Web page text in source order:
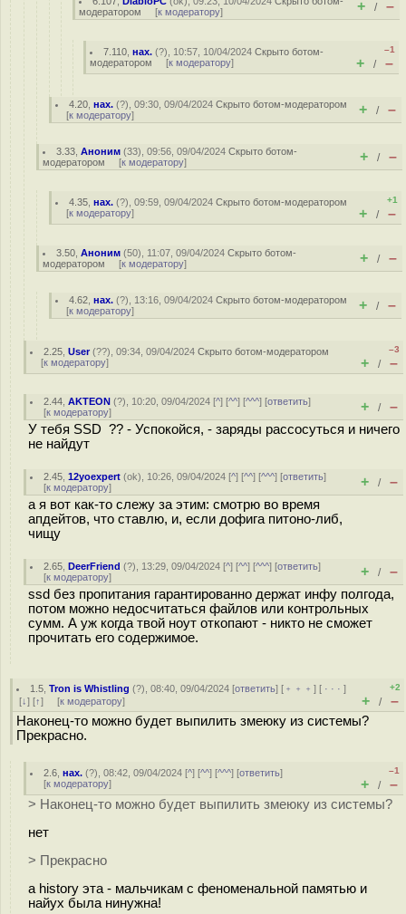
модератором [к модератору] + / –
7.110 ,нах. (?), 10:57, 10/04/2024Скрыто ботом-
модератором [к модератору]
–1
+ / –
4.20 ,нах. (?), 09:30, 09/04/2024Скрыто ботом-модератором
[к модератору] + / –
3.33 ,Аноним (33), 09:56, 09/04/2024Скрыто ботом-
модератором [к модератору] + / –
4.35 ,нах. (?), 09:59, 09/04/2024Скрыто ботом-модератором
[к модератору]
+1
+ / –
3.50 ,Аноним (50), 11:07, 09/04/2024Скрыто ботом-
модератором [к модератору] + / –
4.62 ,нах. (?), 13:16, 09/04/2024Скрыто ботом-модератором
[к модератору] + / –
2.25 ,User(??), 09:34, 09/04/2024Скрыто ботом-модератором
[к модератору]
–3
+ / –
2.44 ,AKTEON (?), 10:20, 09/04/2024 [^] [^^] [^^^] [ответить]
[к модератору] + / –
У тебя SSD ?? - Успокойся, - заряды рассосуться и ничего
не найдут
2.45 ,12yoexpert (ok), 10:26, 09/04/2024 [^] [^^] [^^^] [ответить]
[к модератору] + / –
а я вот как-то слежу за этим: смотрю во время
апдейтов, что ставлю, и, если дофига питоно-либ,
чищу
2.65 ,DeerFriend (?), 13:29, 09/04/2024 [^] [^^] [^^^] [ответить]
[к модератору] + / –
ssd без пропитания гарантированно держат инфу полгода,
потом можно недосчитаться файлов или контрольных
сумм. А уж когда твой ноут откопают - никто не сможет
прочитать его содержимое.
1.5 ,Tron is Whistling (?), 08:40, 09/04/2024 [ответить] [ ﹢﹢﹢] [ · · ·]
[↓] [↑] [к модератору]
+2
+ / –
Наконец-то можно будет выпилить змеюку из системы?
Прекрасно.
2.6 ,нах. (?), 08:42, 09/04/2024 [^] [^^] [^^^] [ответить]
[к модератору]
–1
+ / –
> Наконец-то можно будет выпилить змеюку из системы?
нет
> Прекрасно
а history эта - мальчикам с феноменальной памятью и
найух была нинужна!